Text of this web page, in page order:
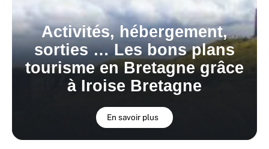
Activités, hébergement,
sorties … Les bons plans
tourisme en Bretagne grâce
à Iroise Bretagne
En savoir plus